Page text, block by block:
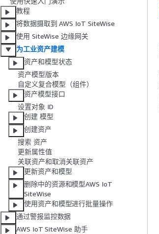
教程
将数据摄取到 AWS IoT SiteWise
使用 SiteWise 边缘网关
为工业资产建模
资产和模型状态
资产模型版本
自定义复合模型（组件）
资产模型接口
设置对象 ID
创建 模型
创建资产
搜索 资产
更新属性值
关联资产和取消关联资产
更新资产和模型
删除中的资源和模型AWS IoT
SiteWise
使用资产和模型进行批量操作
通过警报监控数据
AWS IoT SiteWise 助手